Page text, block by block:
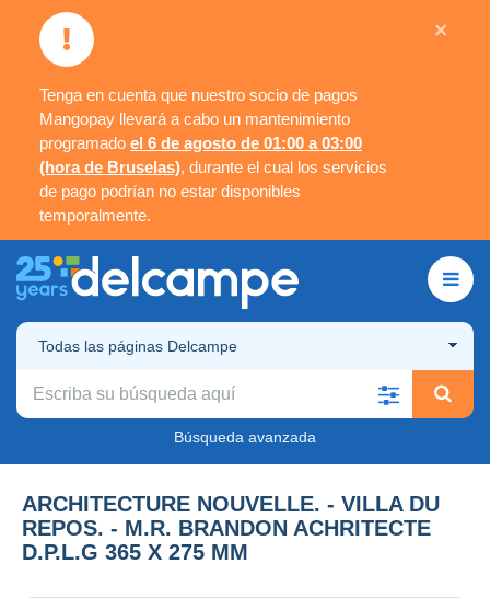
Tenga en cuenta que nuestro socio de pagos
Mangopay llevará a cabo un mantenimiento
programado el 6 de agosto de 01:00 a 03:00
(hora de Bruselas), durante el cual los servicios
de pago podrían no estar disponibles
temporalmente.
×
Todas las páginas Delcampe
Búsqueda avanzada
ARCHITECTURE NOUVELLE. - VILLA DU
REPOS. - M.R. BRANDON ACHRITECTE
D.P.L.G 365 X 275 MM